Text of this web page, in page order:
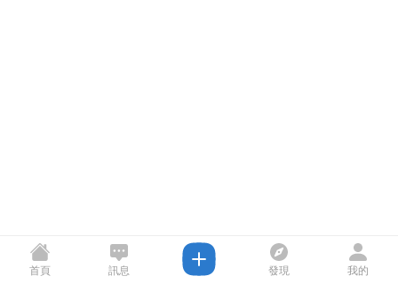
首頁 訊息 發現 我的